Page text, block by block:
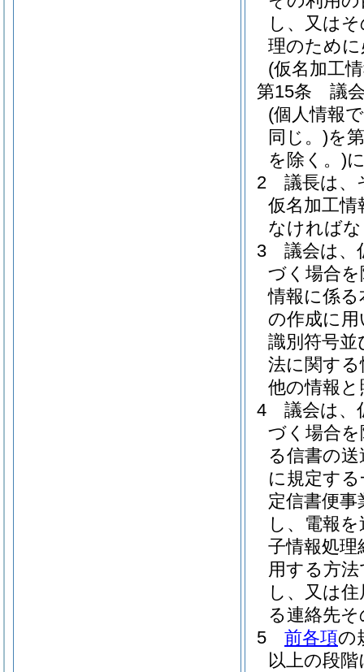
し、又は
理のため
(仮名加工
第15条
議
(個人情報
同じ。)を
を除く。)
2
議長は、
仮名加工
なければ
3
議会は、
づく場合
情報に係
の作成に
識別符号
法に関す
他の情報
4
議会は、
づく場合
る信書の
に規定す
定信書便
し、電報
子情報処
用する方
し、又は
る連絡先
5
前各項の
以上の段